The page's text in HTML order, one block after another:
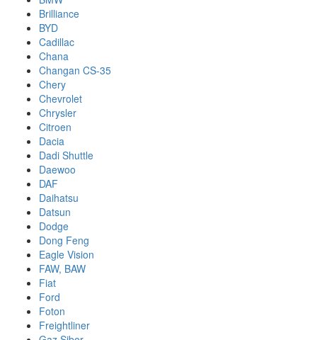
Brilliance
BYD
Cadillac
Chana
Changan CS-35
Chery
Chevrolet
Chrysler
Citroen
Dacia
Dadi Shuttle
Daewoo
DAF
Daihatsu
Datsun
Dodge
Dong Feng
Eagle Vision
FAW, BAW
Fiat
Ford
Foton
Freightliner